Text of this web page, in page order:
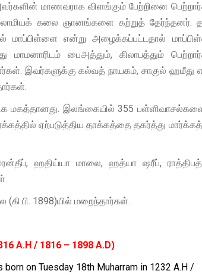
மாணவராக விளங்கும் பேற்றினை
கலை ஞானங்களை கற்றுத் தேர்ந்தனர்.
மாப்பிள்ளை என்று அழைக்கப்பட்டதால்
பைஅத்தும், கிலாபத்தும்
இவர்களுக்கு கல்வத் நாயகம், சாகுல் ஹமீது
மகத்தானது. இலங்கையில் 355
ஏற்படுத்திய தாக்கத்தை தகர்த்து
ஹதிய்யா மாலை, ஹத்யா ஷரீப்,
(கி.பி. 1898)யில் மறைந்தார்கள்.
A.H / 1816 – 1898 A.D)
on Tuesday 18th Muharram in 1232 A.H /